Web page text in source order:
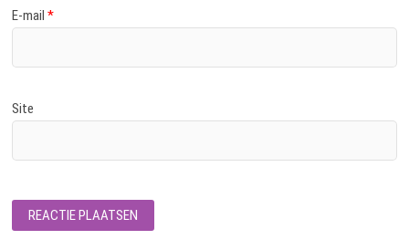
E-mail*
Site